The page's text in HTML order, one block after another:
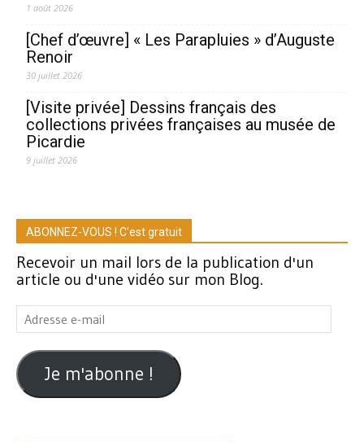
1 août 2026
[Chef d’œuvre] « Les Parapluies » d’Auguste
Renoir
30 juillet 2026
[Visite privée] Dessins français des
collections privées françaises au musée de
Picardie
9 juillet 2026
ABONNEZ-VOUS ! C'est gratuit
Recevoir un mail lors de la publication d'un
article ou d'une vidéo sur mon Blog.
Adresse
e-
mail
Je m'abonne !